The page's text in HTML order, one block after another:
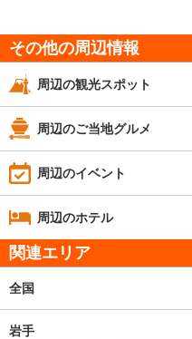
その他の周辺情報
周辺の観光スポット
周辺のご当地グルメ
周辺のイベント
周辺のホテル
関連エリア
全国
岩手